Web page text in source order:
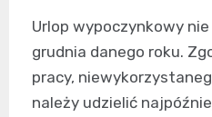
Urlop wypoczynkowy
grudnia danego roku.
pracy,
należy udzielić